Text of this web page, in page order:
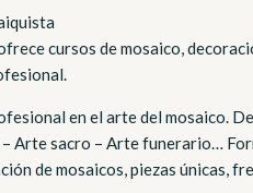
cursos de mosaico,
en el arte del mosaico.
Arte sacro – Arte funerario…
de mosaicos, piezas únicas,